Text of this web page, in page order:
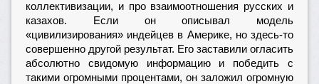
коллективизации, и про взаимоотношения русских и
казахов. Если он описывал модель
«цивилизирования» индейцев в Америке, но здесь-то
совершенно другой результат. Его заставили огласить
абсолютно свидомую информацию и победить с
такими огромными процентами, он заложил огромную